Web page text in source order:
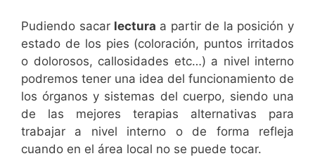
Pudiendo sacar lectura a partir de la posición y
estado de los pies (coloración, puntos irritados
o dolorosos, callosidades etc…) a nivel interno
podremos tener una idea del funcionamiento de
los órganos y sistemas del cuerpo, siendo una
de las mejores terapias alternativas para
trabajar a nivel interno o de forma refleja
cuando en el área local no se puede tocar.